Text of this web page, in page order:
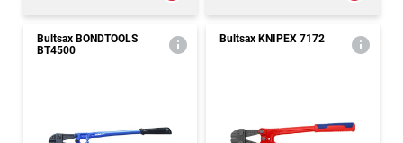
Bultsax BONDTOOLS
BT4500
Bultsax KNIPEX 7172